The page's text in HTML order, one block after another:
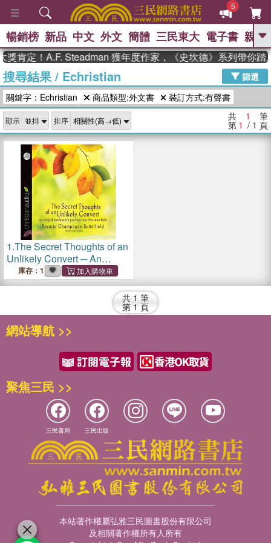
5
GO
熱搜： 高希均教授回憶錄
、 The Odyssey 、 父親節 、 如果歷
史是一群喵
、 暑期推薦 、 國際布克
獎 臺灣漫遊錄 、 方念華 、 台灣的李
登輝時代
數學女孩：黎曼猜想 、
偉大的迷走神經
暢銷榜 新品 中文 外文 簡體 三民東大 電子書 親子
獎肯定！A.F. Steadman 獲年度作家，《史坎德》系列帶你踏
搜尋結果/ Echristian
篩選
關鍵字：Echristian
商品類型:外文書 裝訂方式:有聲書
顯示 排序 共 1 筆
第 1 / 1 頁
1.The Secret Thoughts of an
Unlikely Convert ─ An
English Professor's Journey
into Christian Faith
庫存：1
共 1 筆
第 1 頁
網站導航 >>
聚焦三民 >>
三民書局 三民出版
本站著作權屬弘雅三民圖書股份有限公司
及相關著作權所有人所有